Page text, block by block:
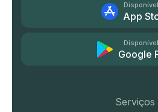
App
Google
Serviços